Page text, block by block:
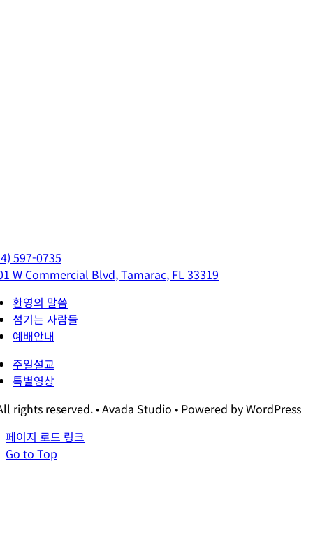
597-0735
W Commercial Blvd, Tamarac, FL 33319
환영의 말씀
섬기는 사람들
예배안내
주일설교
특별영상
rights reserved. • Avada Studio • Powered by WordPress
페이지 로드 링크
Go to Top